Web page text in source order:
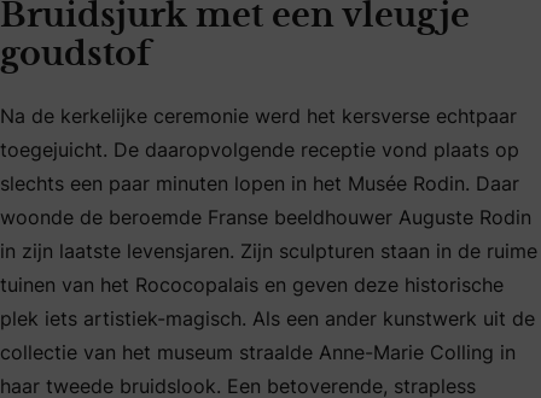
Bruidsjurk met een vleugje
goudstof
Na de kerkelijke ceremonie werd het kersverse echtpaar
toegejuicht. De daaropvolgende receptie vond plaats op
slechts een paar minuten lopen in het Musée Rodin. Daar
woonde de beroemde Franse beeldhouwer Auguste Rodin
in zijn laatste levensjaren. Zijn sculpturen staan in de ruime
tuinen van het Rococopalais en geven deze historische
plek iets artistiek-magisch. Als een ander kunstwerk uit de
collectie van het museum straalde Anne-Marie Colling in
haar tweede bruidslook. Een betoverende, strapless